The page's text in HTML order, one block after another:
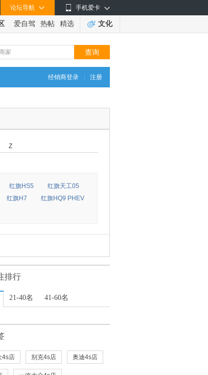
手机爱卡
论坛导航
爱自驾 热帖 精选 文化
经销商登录 注册
Z
红旗HS5
红旗天工05
红旗H7
红旗HQ9 PHEV
排行
21-40名 41-60名
4s店 别克4s店 奥迪4s店